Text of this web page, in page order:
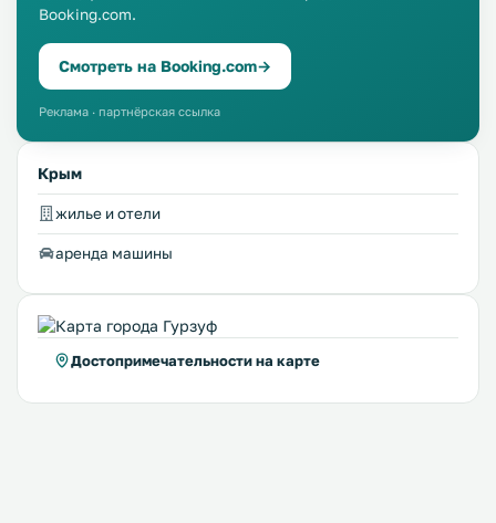
Booking.com.
Смотреть на Booking.com→
Реклама · партнёрская ссылка
Крым
жилье и отели
аренда машины
Достопримечательности на карте